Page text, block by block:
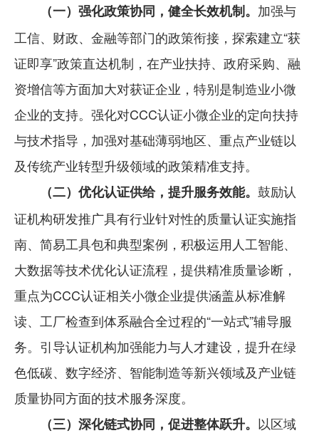
（一）强化政策协同，健全长效机制。 加强与
工信、财政、金融等部门的政策衔接，探索建立“获
证即享”政策直达机制，在产业扶持、政府采购、融
资增信等方面加大对获证企业，特别是制造业小微
企业的支持。强化对CCC认证小微企业的定向扶持
与技术指导，加强对基础薄弱地区、重点产业链以
及传统产业转型升级领域的政策精准支持。
（二）优化认证供给，提升服务效能。 鼓励认
证机构研发推广具有行业针对性的质量认证实施指
南、简易工具包和典型案例，积极运用人工智能、
大数据等技术优化认证流程，提供精准质量诊断，
重点为CCC认证相关小微企业提供涵盖从标准解
读、工厂检查到体系融合全过程的“一站式”辅导服
务。引导认证机构加强能力与人才建设，提升在绿
色低碳、数字经济、智能制造等新兴领域及产业链
质量协同方面的技术服务深度。
（三）深化链式协同，促进整体跃升。 以区域